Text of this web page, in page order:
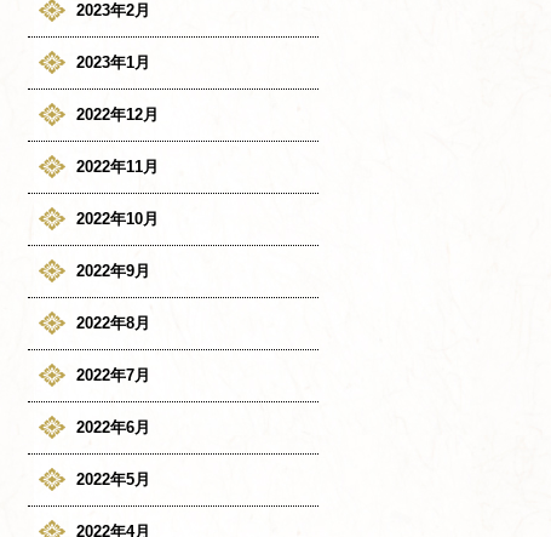
2023年2月
2023年1月
2022年12月
2022年11月
2022年10月
2022年9月
2022年8月
2022年7月
2022年6月
2022年5月
2022年4月